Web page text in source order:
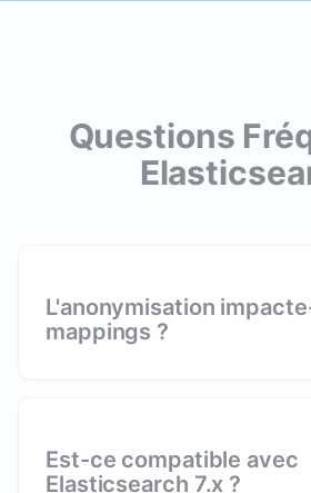
Questions
L'anonymisation
mappings ?
Est-ce compatible avec
Elasticsearch 7.x ?